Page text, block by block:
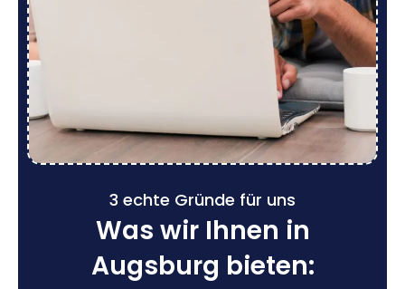
3 echte Gründe für uns
Was wir Ihnen in
Augsburg bieten: